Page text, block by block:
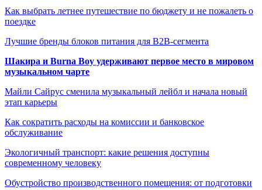
Как выбрать летнее путешествие по бюджету и не пожалеть о
поездке
Лучшие бренды блоков питания для B2B-сегмента
Шакира и Burna Boy удерживают первое место в мировом
музыкальном чарте
Майли Сайрус сменила музыкальный лейбл и начала новый
этап карьеры
Как сократить расходы на комиссии и банковское
обслуживание
Экологичный транспорт: какие решения доступны
современному человеку
Обустройство производственного помещения: от подготовки